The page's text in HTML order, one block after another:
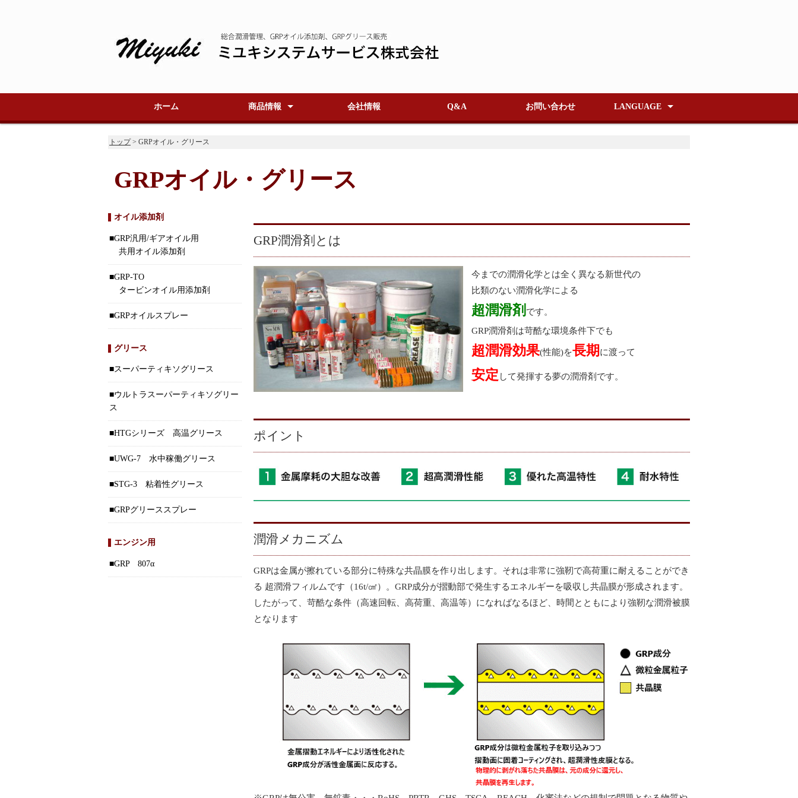
ホーム 商品情報 会社情報 Q&A お問い合わせ LANGUAGE
トップ> GRPオイル・グリース
GRPオイル・グリース
オイル添加剤
GRP汎用/ギアオイル用
共用オイル添加剤
GRP-TO
タービンオイル用添加剤
GRPオイルスプレー
グリース
スーパーティキソグリース
ウルトラスーパーティキソグリー
ス
HTGシリーズ 高温グリース
UWG-7 水中稼働グリース
STG-3 粘着性グリース
GRPグリーススプレー
エンジン用
GRP 807α
GRP潤滑剤とは
今までの潤滑化学とは全く異なる新世代の
比類のない潤滑化学による
超潤滑剤 です。
GRP潤滑剤は苛酷な環境条件下でも
超潤滑効果(性能)を長期 に渡って
安定 して発揮する夢の潤滑剤です。
ポイント
潤滑メカニズム
GRPは金属が擦れている部分に特殊な共晶膜を作り出します。それは非常に強靭で高荷重に耐えることができ
る 超潤滑フィルムです（16t/㎠）。GRP成分が摺動部で発生するエネルギーを吸収し共晶膜が形成されます。
したがって、苛酷な条件（高速回転、高荷重、高温等）になればなるほど、時間とともにより強靭な潤滑被膜
となります